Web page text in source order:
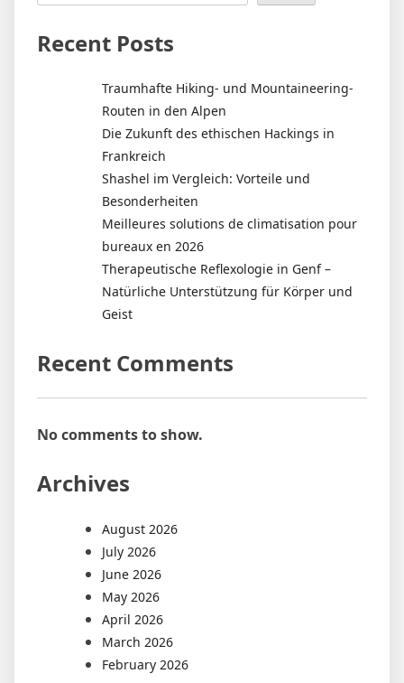
Recent Posts
Traumhafte Hiking- und Mountaineering-
Routen in den Alpen
Die Zukunft des ethischen Hackings in
Frankreich
Shashel im Vergleich: Vorteile und
Besonderheiten
Meilleures solutions de climatisation pour
bureaux en 2026
Therapeutische Reflexologie in Genf –
Natürliche Unterstützung für Körper und
Geist
Recent Comments
No comments to show.
Archives
August 2026
July 2026
June 2026
May 2026
April 2026
March 2026
February 2026